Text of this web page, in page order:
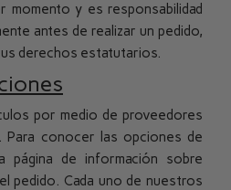
momento y es responsabilidad
antes de realizar un pedido,
derechos estatutarios.
por medio de proveedores
Para conocer las opciones de
página de información sobre
pedido. Cada uno de nuestros